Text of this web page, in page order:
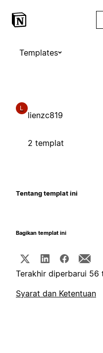
Templates
L
lienzc819
2 templat
Tentang templat ini
Bagikan templat ini
Terakhir diperbarui 56
Syarat dan Ketentuan